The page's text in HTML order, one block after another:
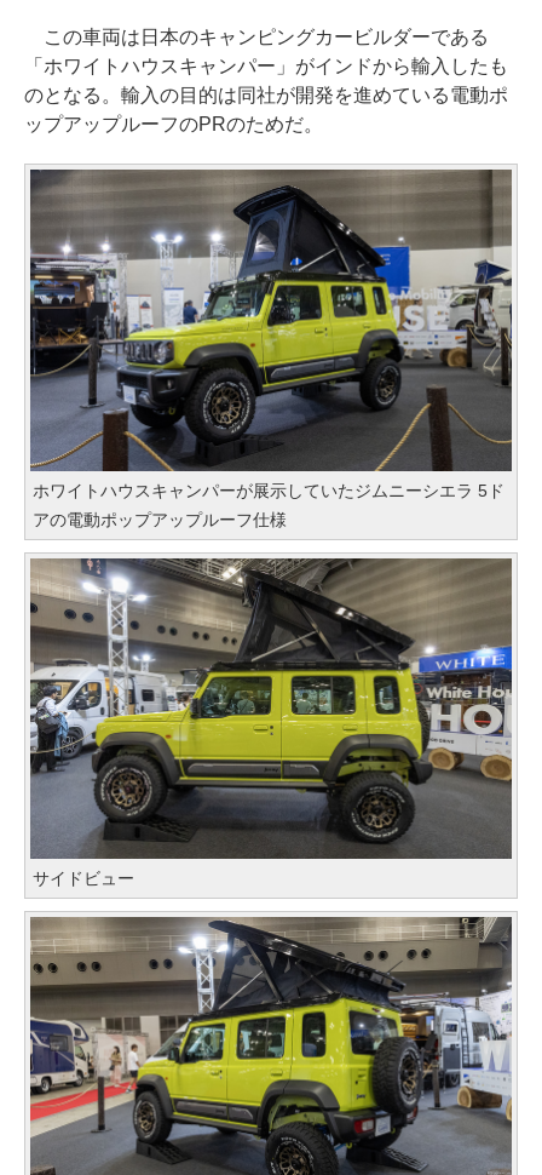
この車両は日本のキャンピングカービルダーである
「ホワイトハウスキャンパー」がインドから輸入したも
のとなる。輸入の目的は同社が開発を進めている電動ポ
ップアップルーフのPRのためだ。
ホワイトハウスキャンパーが展示していたジムニーシエラ 5ド
アの電動ポップアップルーフ仕様
サイドビュー